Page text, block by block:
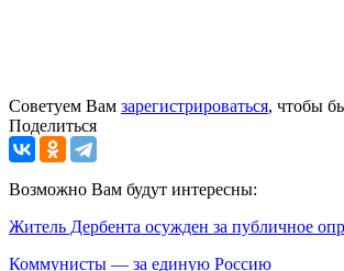
Советуем Вам зарегистрироваться, чтобы
Поделиться
Возможно Вам будут интересны:
Житель Дербента осужден за публичное
Коммунисты — за единую Россию